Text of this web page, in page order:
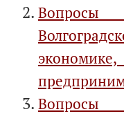
Вопросы
Вопросы